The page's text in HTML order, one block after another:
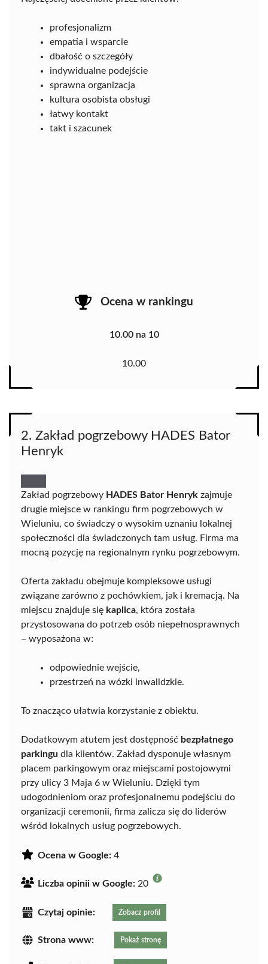
profesjonalizm
empatia i wsparcie
dbałość o szczegóły
indywidualne podejście
sprawna organizacja
kultura osobista obsługi
łatwy kontakt
takt i szacunek
Ocena w rankingu
10.00 na 10
10.00
2. Zakład pogrzebowy HADES Bator
Henryk
Zakład pogrzebowy HADES Bator Henryk zajmuje
drugie miejsce w rankingu firm pogrzebowych w
Wieluniu, co świadczy o wysokim uznaniu lokalnej
społeczności dla świadczonych tam usług. Firma ma
mocną pozycję na regionalnym rynku pogrzebowym.
Oferta zakładu obejmuje kompleksowe usługi
związane zarówno z pochówkiem, jak i kremacją. Na
miejscu znajduje się kaplica, która została
przystosowana do potrzeb osób niepełnosprawnych
– wyposażona w:
odpowiednie wejście,
przestrzeń na wózki inwalidzkie.
To znacząco ułatwia korzystanie z obiektu.
Dodatkowym atutem jest dostępność bezpłatnego
parkingu dla klientów. Zakład dysponuje własnym
placem parkingowym oraz miejscami postojowymi
przy ulicy 3 Maja 6 w Wieluniu. Dzięki tym
udogodnieniom oraz profesjonalnemu podejściu do
organizacji ceremonii, firma zalicza się do liderów
wśród lokalnych usług pogrzebowych.
Ocena w Google: 4
Liczba opinii w Google: 20
Czytaj opinie: Zobacz profil
Strona www: Pokaż stronę